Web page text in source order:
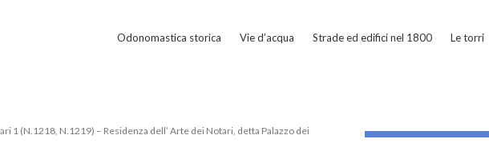
Odonomastica storica Vie d’acqua Strade ed edifici nel 1800 Le torri
1 (N.1218, N.1219) – Residenza dell’ Arte dei Notari, detta Palazzo dei